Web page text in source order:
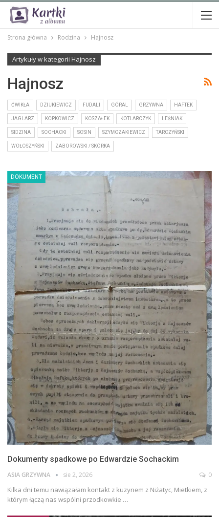
Strona główna Rodzina Hajnosz
Artykuły w kategorii Hajnosz
Hajnosz
ĆWIKŁA DZIUKIEWICZ FUDALI GÓRAL GRZYWNA HAFTEK
JAGLARZ KOPKOWICZ KOSZAŁEK KOTLARCZYK LEŚNIAK
SIDZINA SOCHACKI SOSIN SZYMCZAKIEWICZ TARCZYŃSKI
WOŁOSZYŃSKI ZABOROWSKI / SKÓRKA
DOKUMENT
Dokumenty spadkowe po Edwardzie Sochackim
ASIA GRZYWNA sie 2, 2026 0
Kilka dni temu nawiązałam kontakt z kuzynem z Niżatyc, Mietkiem, z
którym łączą nas wspólni przodkowkie …